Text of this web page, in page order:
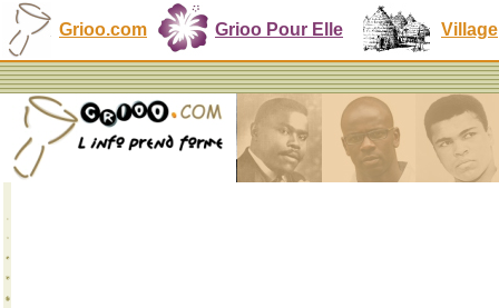
Grioo.com Grioo Pour Elle Village